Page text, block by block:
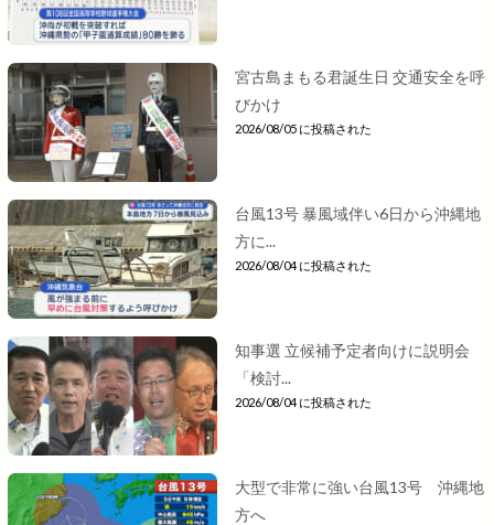
宮古島まもる君誕生日 交通安全を呼
びかけ
2026/08/05 に投稿された
台風13号 暴風域伴い6日から沖縄地
方に...
2026/08/04 に投稿された
知事選 立候補予定者向けに説明会
「検討...
2026/08/04 に投稿された
大型で非常に強い台風13号 沖縄地
方へ